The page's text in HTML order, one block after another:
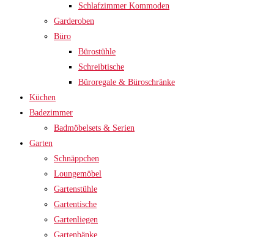
Schlafzimmer Kommoden
Garderoben
Büro
Bürostühle
Schreibtische
Büroregale & Büroschränke
Küchen
Badezimmer
Badmöbelsets & Serien
Garten
Schnäppchen
Loungemöbel
Gartenstühle
Gartentische
Gartenliegen
Gartenbänke